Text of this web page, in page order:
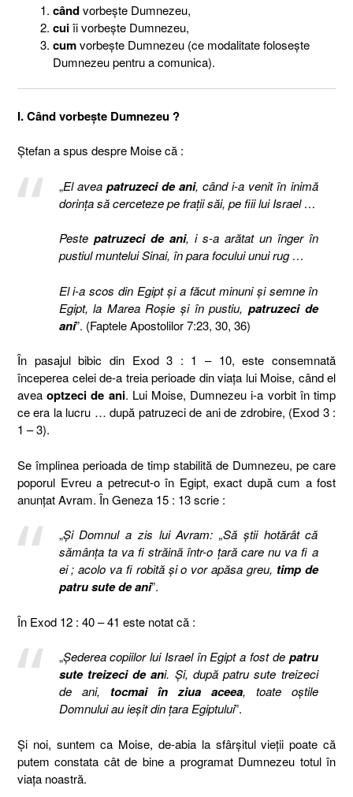
cândvorbeşte Dumnezeu,
cuiîi vorbeşte Dumnezeu,
cumvorbeşte Dumnezeu (ce modalitate foloseşte
Dumnezeu pentru a comunica).
I. Când vorbeşte Dumnezeu ?
Ştefan a spus despre Moise că :
„El avea patruzeci de ani, când i-a venit în inimă
dorinţa să cerceteze pe fraţii săi, pe fiii lui Israel …
Peste patruzeci de ani, i s-a arătat un înger în
pustiul muntelui Sinai, în para focului unui rug …
El i-a scos din Egipt şi a făcut minuni şi semne în
Egipt, la Marea Roşie şi în pustiu, patruzeci de
ani”. (Faptele Apostolilor 7:23, 30, 36)
În pasajul bibic din Exod 3 : 1 – 10, este consemnată
începerea celei de-a treia perioade din viaţa lui Moise, când el
aveaoptzeci de ani. Lui Moise, Dumnezeu i-a vorbit în timp
ce era la lucru … după patruzeci de ani de zdrobire, (Exod 3 :
1 – 3).
Se împlinea perioada de timp stabilită de Dumnezeu, pe care
poporul Evreu a petrecut-o în Egipt, exact după cum a fost
anunţat Avram. În Geneza 15 : 13 scrie :
„Şi Domnul a zis lui Avram: „Să ştii hotărât că
sămânţa ta va fi străină într-o ţară care nu va fi a
ei ; acolo va fi robită şi o vor apăsa greu, timp de
patru sute de ani”.
În Exod 12 : 40 – 41 este notat că :
„Şederea copiilor lui Israel în Egipt a fost de patru
sute treizeci de ani. Şi, după patru sute treizeci
de ani, tocmai în ziua aceea, toate oştile
Domnului au ieşit din ţara Egiptului”.
Şi noi, suntem ca Moise, de-abia la sfârşitul vieţii poate că
putem constata cât de bine a programat Dumnezeu totul în
viaţa noastră.